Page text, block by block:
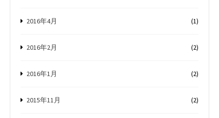
2016年4月 (1)
2016年2月 (2)
2016年1月 (2)
2015年11月 (2)